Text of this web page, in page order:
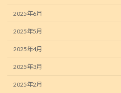
2025年6月
2025年5月
2025年4月
2025年3月
2025年2月